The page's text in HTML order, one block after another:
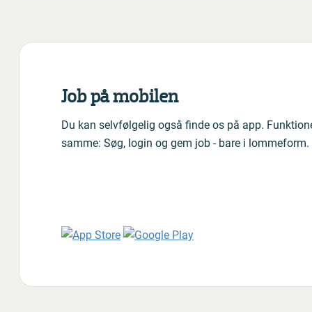
Job på mobilen
Du kan selvfølgelig også finde os på app.
samme: Søg, login og gem job - bare i lommeform.